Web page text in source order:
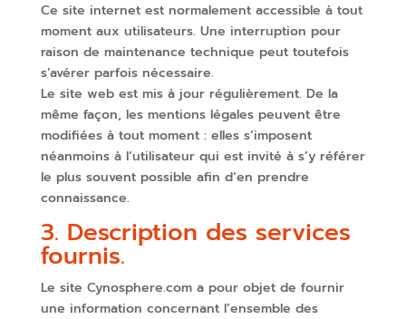
Ce site internet est normalement accessible à tout
moment aux utilisateurs. Une interruption pour
raison de maintenance technique peut toutefois
s’avérer parfois nécessaire.
Le site web est mis à jour régulièrement. De la
même façon, les mentions légales peuvent être
modifiées à tout moment : elles s’imposent
néanmoins à l’utilisateur qui est invité à s’y référer
le plus souvent possible afin d’en prendre
connaissance.
3. Description des services
fournis.
Le site Cynosphere.com a pour objet de fournir
une information concernant l’ensemble des